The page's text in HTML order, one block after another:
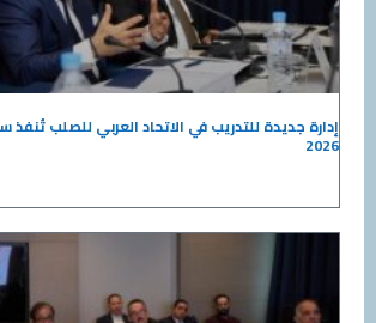
إدارة جديدة للتدريب في الاتحاد العربي للصلب تُنفذ
2026